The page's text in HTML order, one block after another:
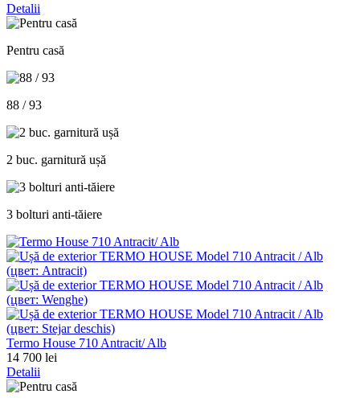
Detalii
Pentru casă
88 / 93
2 buc. garnitură ușă
3 bolturi anti-tăiere
Termo House 710 Antracit/ Alb
14 700 lei
Detalii